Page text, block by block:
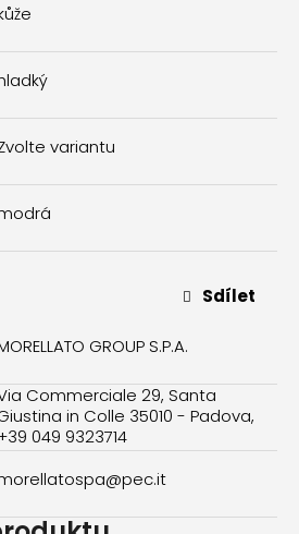
variantu
Sdílet
GROUP S.P.A.
Commerciale 29, Santa
in Colle 35010 - Padova,
049 9323714